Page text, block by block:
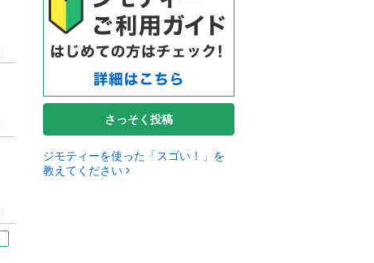
さっそく投稿
ジモティーを使った「スゴい！」を
教えてください